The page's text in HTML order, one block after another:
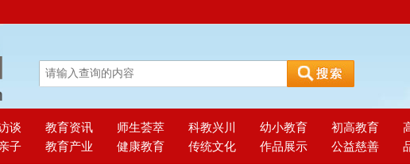
谈 教育资讯 师生荟萃 科教兴川 幼小教育 初高教育
子
教育产业 健康教育 传统文化 作品展示 公益慈善